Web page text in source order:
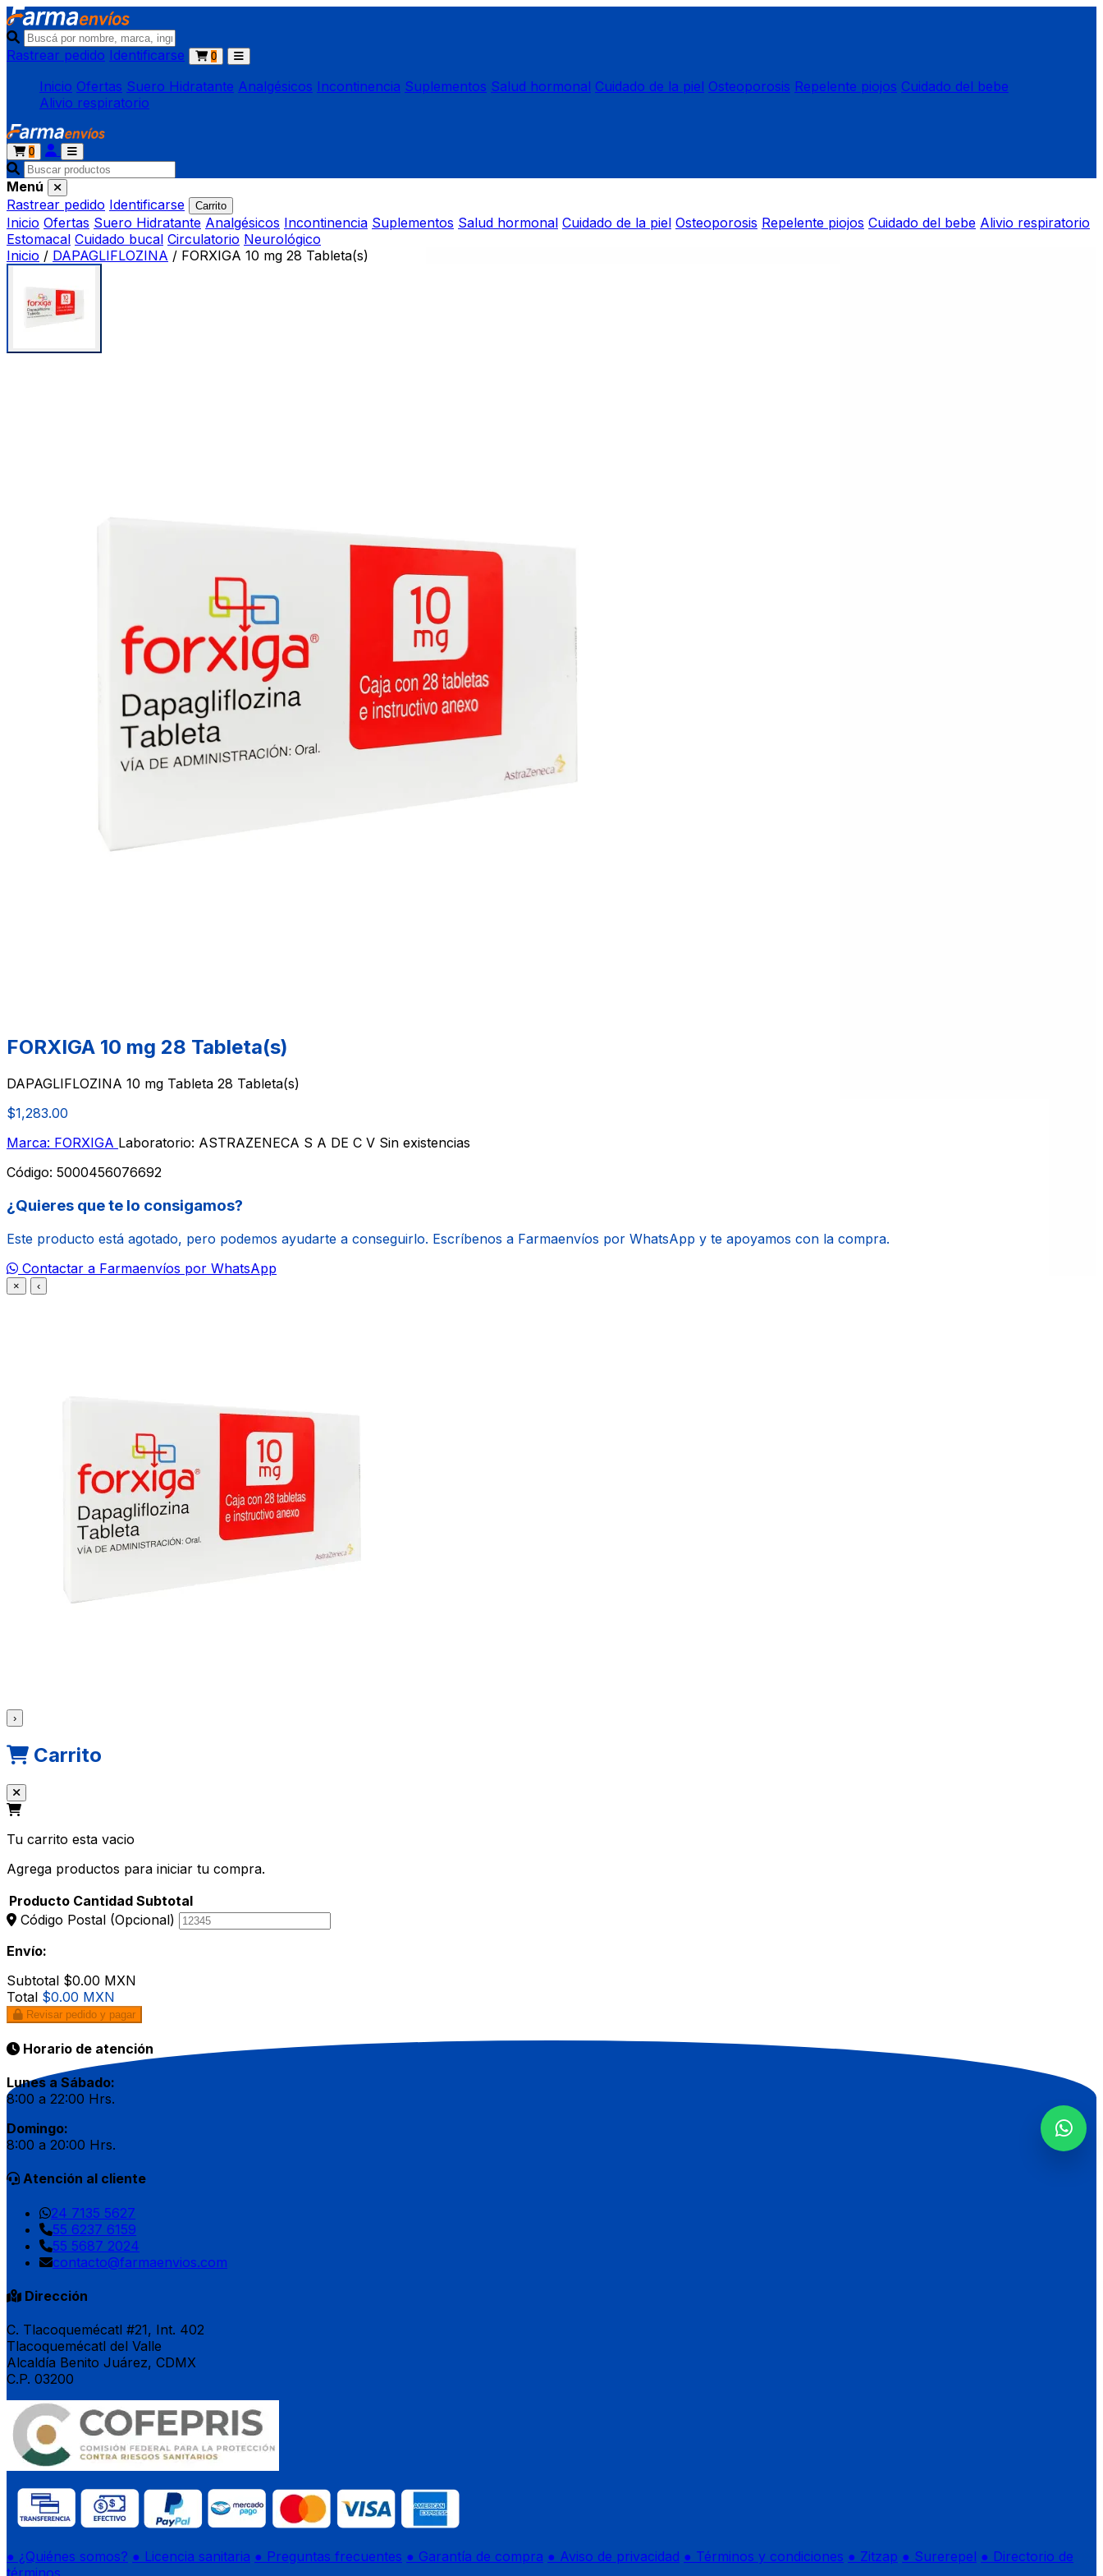
Rastrear pedido Identificarse 0
Inicio Ofertas Suero Hidratante Analgésicos Incontinencia Suplementos Salud hormonal Cuidado de la piel Osteoporosis Repelente piojos Cuidado del bebe
Alivio respiratorio
0
Menú
Rastrear pedido Identificarse Carrito
Inicio Ofertas Suero Hidratante Analgésicos Incontinencia Suplementos Salud hormonal Cuidado de la piel Osteoporosis Repelente piojos Cuidado del bebe Alivio respiratorio
Estomacal Cuidado bucal Circulatorio Neurológico
Inicio / DAPAGLIFLOZINA / FORXIGA 10 mg 28 Tableta(s)
FORXIGA 10 mg 28 Tableta(s)
DAPAGLIFLOZINA 10 mg Tableta 28 Tableta(s)
$1,283.00
Marca: FORXIGA Laboratorio: ASTRAZENECA S A DE C V Sin existencias
Código: 5000456076692
¿Quieres que te lo consigamos?
Este producto está agotado, pero podemos ayudarte a conseguirlo. Escríbenos a Farmaenvíos por WhatsApp y te apoyamos con la compra.
Contactar a Farmaenvíos por WhatsApp
× ‹
›
Carrito
Tu carrito esta vacio
Agrega productos para iniciar tu compra.
Producto Cantidad Subtotal
Código Postal (Opcional)
Envío:
Subtotal $0.00 MXN
Total $0.00 MXN
Revisar pedido y pagar
Horario de atención
Lunes a Sábado:
8:00 a 22:00 Hrs.
Domingo:
8:00 a 20:00 Hrs.
Atención al cliente
24 7135 5627
55 6237 6159
55 5687 2024
contacto@farmaenvios.com
Dirección
C. Tlacoquemécatl #21, Int. 402
Tlacoquemécatl del Valle
Alcaldía Benito Juárez, CDMX
C.P. 03200
● ¿Quiénes somos? ● Licencia sanitaria ● Preguntas frecuentes ● Garantía de compra ● Aviso de privacidad ● Términos y condiciones ● Zitzap ● Surerepel ● Directorio de